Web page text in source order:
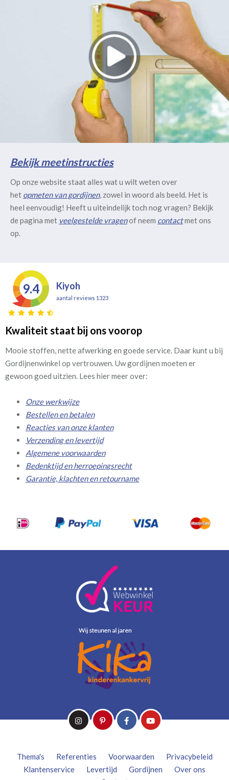
Bekijk meetinstructies
Op onze website staat alles wat u wilt weten over
het opmeten van gordijnen, zowel in woord als beeld. Het is
heel eenvoudig! Heeft u uiteindelijk toch nog vragen? Bekijk
de pagina met veelgestelde vragenof neem contactmet ons
op.
9.4 Kiyoh
aantal reviews 1323
Kwaliteit staat bij ons voorop
Mooie stoffen, nette afwerking en goede service. Daar kunt u bij
Gordijnenwinkel op vertrouwen. Uw gordijnen moeten er
gewoon goed uitzien. Lees hier meer over:
Onze werkwijze
Bestellen en betalen
Reacties van onze klanten
Verzending en levertijd
Algemene voorwaarden
Bedenktijd en herroepingsrecht
Garantie, klachten en retourname
Thema's Referenties Voorwaarden
Privacybeleid
Klantenservice
Levertijd Gordijnen
Over ons